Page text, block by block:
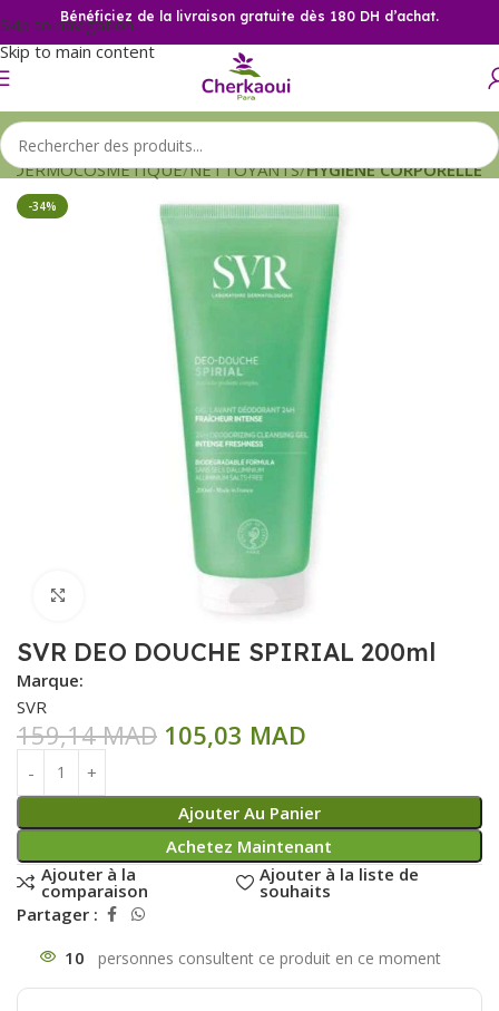
Skip to navigation
Skip to main content
Bénéficiez de la livraison gratuite dès 180 DH d’achat.
DERMOCOSMETIQUE NETTOYANTS HYGIENE CORPORELLE
-34%
SVR DEO DOUCHE SPIRIAL 200ml
Marque:
SVR
159,14MAD 105,03 MAD
Ajouter Au Panier
Achetez Maintenant
Ajouter à la
comparaison
Ajouter à la liste de
souhaits
Partager :
10